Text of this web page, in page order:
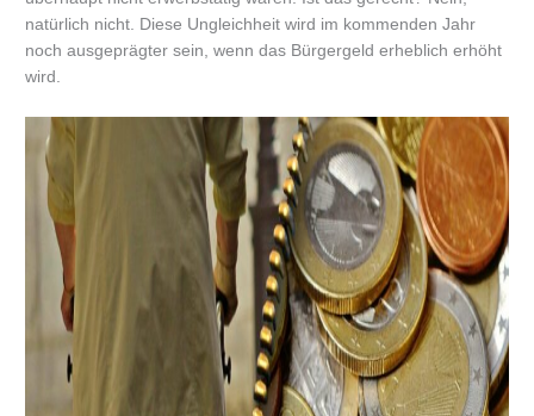
natürlich nicht. Diese Ungleichheit wird im kommenden Jahr
noch ausgeprägter sein, wenn das Bürgergeld erheblich erhöht
wird.